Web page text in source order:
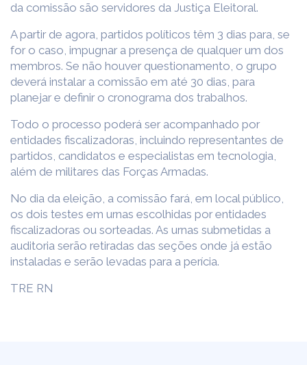
da comissão são servidores da Justiça Eleitoral.
A partir de agora, partidos políticos têm 3 dias para, se
for o caso, impugnar a presença de qualquer um dos
membros. Se não houver questionamento, o grupo
deverá instalar a comissão em até 30 dias, para
planejar e definir o cronograma dos trabalhos.
Todo o processo poderá ser acompanhado por
entidades fiscalizadoras, incluindo representantes de
partidos, candidatos e especialistas em tecnologia,
além de militares das Forças Armadas.
No dia da eleição, a comissão fará, em local público,
os dois testes em urnas escolhidas por entidades
fiscalizadoras ou sorteadas. As urnas submetidas a
auditoria serão retiradas das seções onde já estão
instaladas e serão levadas para a perícia.
TRE RN